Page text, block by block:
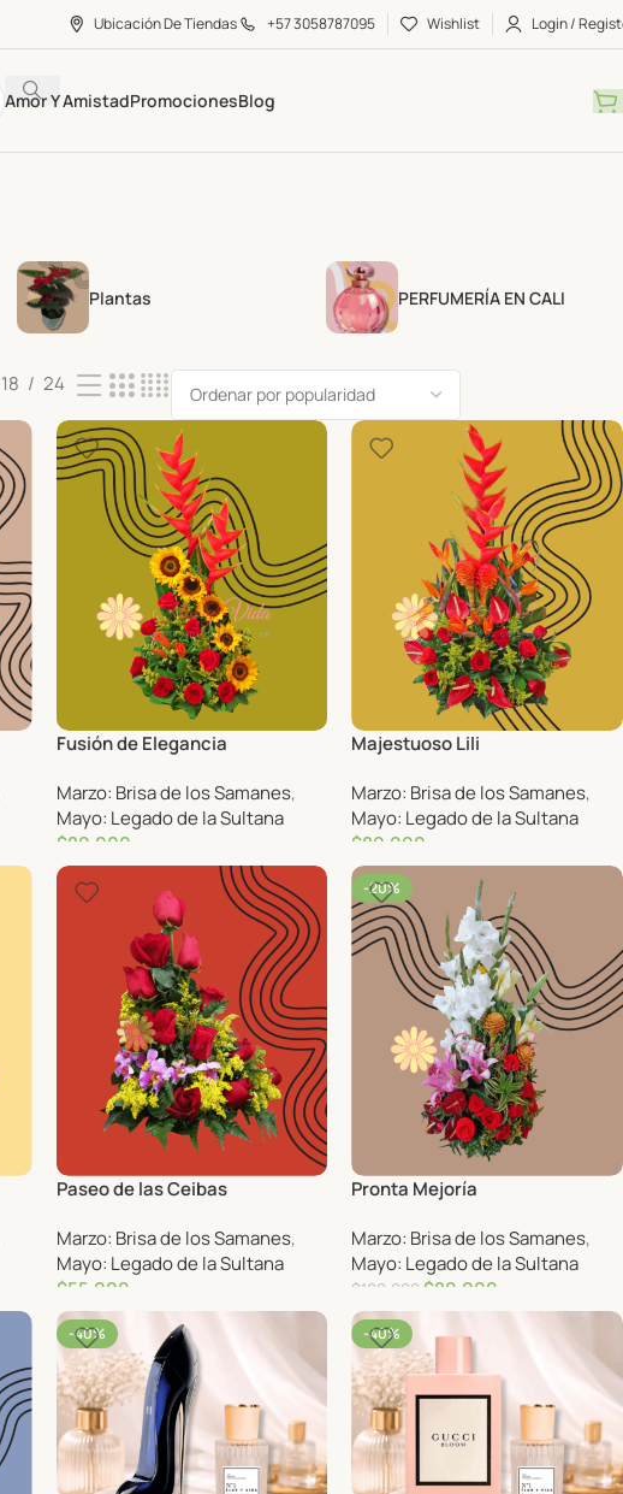
Ubicación De Tiendas +57 3058787095 Wishlist Login /
Amor Y AmistadPromocionesBlog
Plantas PERFUMERÍA EN CALI
18 24
Fusión de Elegancia
Marzo: Brisa de los Samanes,
Mayo: Legado de la Sultana
$80,000
Majestuoso Lili
Marzo: Brisa de los Samanes,
Mayo: Legado de la Sultana
$80,000
Paseo de las Ceibas
Marzo: Brisa de los Samanes,
Mayo: Legado de la Sultana
$55,000
-20%
Pronta Mejoría
Marzo: Brisa de los Samanes,
Mayo: Legado de la Sultana
$100,000 $80,000
-40% -40%